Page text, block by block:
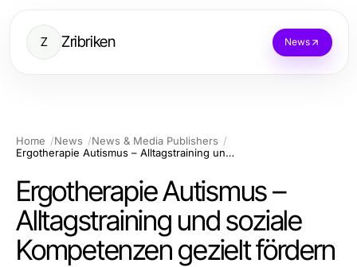
Z Zribriken News
Home News
News & Media Publishers
Ergotherapie Autismus – Alltagstraining und soziale Kompetenzen gezielt fördern
Ergotherapie Autismus –
Alltagstraining und soziale
Kompetenzen gezielt fördern